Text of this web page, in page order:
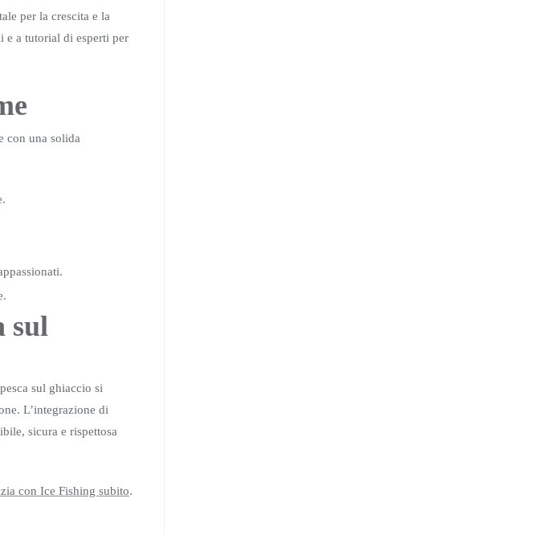
per la crescita e la
e a tutorial di esperti per
con una solida
sul
sul ghiaccio si
L’integrazione di
sicura e rispettosa
con Ice Fishing subito.